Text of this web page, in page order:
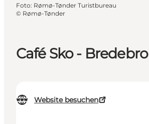
Café Sko - Bredebro
Website besuchen
Foto: Rømø-Tønder Turistbureau
© Rømø-Tønder